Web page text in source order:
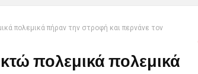
πολεμικά πήραν την στροφή και περνάνε τον
πολεμικά πολεμικά